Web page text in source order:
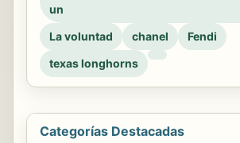
un
La voluntad
chanel
Fendi
texas longhorns
Categorías Destacadas